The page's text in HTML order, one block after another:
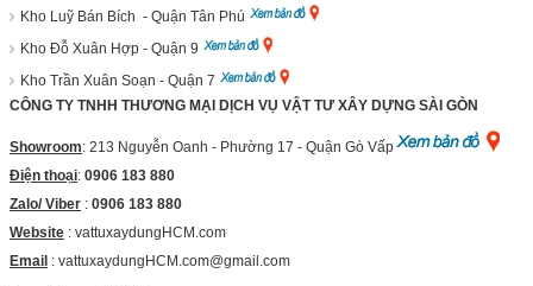
Kho Luỹ Bán Bích - Quận Tân Phú
Kho Đỗ Xuân Hợp - Quận 9
Kho Trần Xuân Soạn - Quận 7
CÔNG TY TNHH THƯƠNG MẠI DỊCH VỤ VẬT TƯ XÂY DỰNG SÀI GÒN
Showroom: 213 Nguyễn Oanh - Phường 17 - Quận Gò Vấp
Điện thoại: 0906 183 880
Zalo/ Viber : 0906 183 880
Website : vattuxaydungHCM.com
Email : vattuxaydungHCM.com@gmail.com